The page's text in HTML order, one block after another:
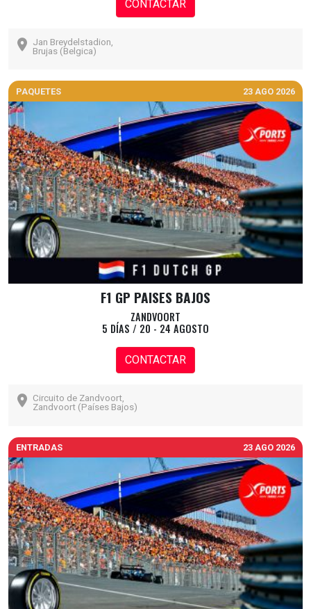
CONTACTAR
Jan Breydelstadion,
Brujas (Belgica)
PAQUETES 23 AGO 2026
F1 GP PAISES BAJOS
ZANDVOORT
5 DÍAS / 20 - 24 AGOSTO
CONTACTAR
Circuito de Zandvoort,
Zandvoort (Países Bajos)
ENTRADAS 23 AGO 2026